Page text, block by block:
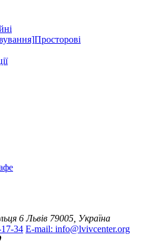
Просторові
6 Львів 79005, Україна
34 E-mail: info@lvivcenter.org